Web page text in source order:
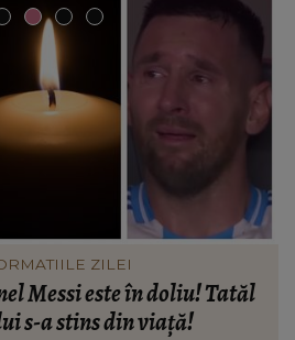
ZILEI
locatarii în blocul din
luni de la explozie. Ciprian